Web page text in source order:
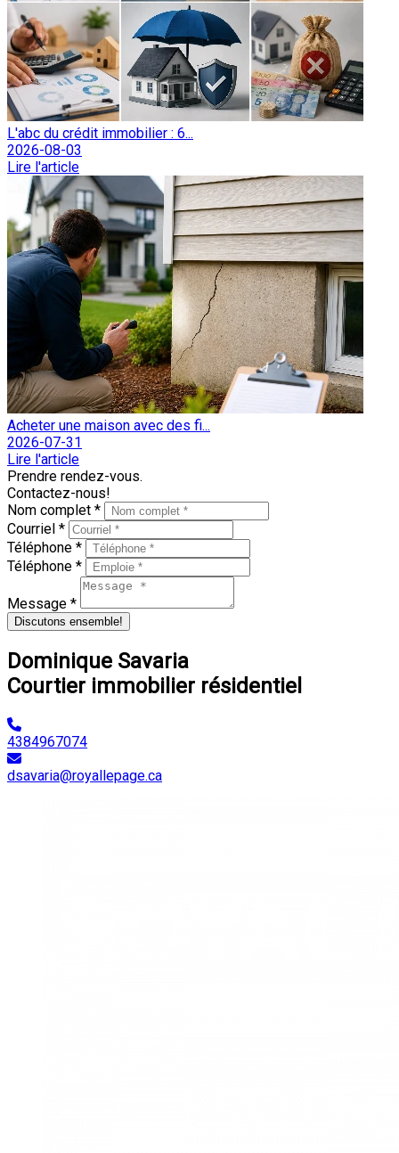
L'abc du crédit immobilier : 6...
2026-08-03
Lire l'article
Acheter une maison avec des fi...
2026-07-31
Lire l'article
Prendre rendez-vous.
Contactez-nous!
Nom complet *
Courriel *
Téléphone *
Téléphone *
Message *
Discutons ensemble!
Dominique Savaria
Courtier immobilier résidentiel
4384967074
dsavaria@royallepage.ca